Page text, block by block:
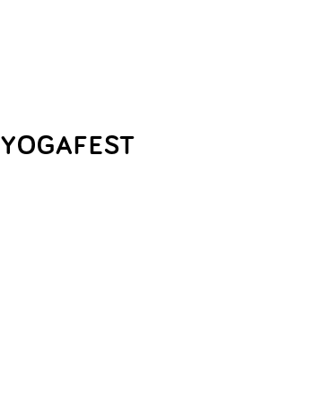
YOGAFEST